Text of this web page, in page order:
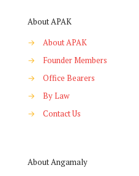
About APAK
→
About APAK
→
Founder Members
→
Office Bearers
→
By Law
→
Contact Us
About Angamaly